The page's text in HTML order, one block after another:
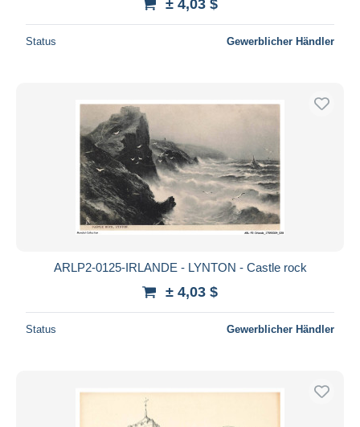
± 4,03 $
Status Gewerblicher Händler
ARLP2-0125-IRLANDE - LYNTON - Castle rock
± 4,03 $
Status Gewerblicher Händler